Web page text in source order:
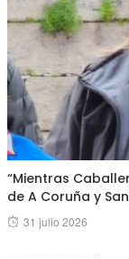
“Mientras
de A Coruña y
Posted
31 julio 2026